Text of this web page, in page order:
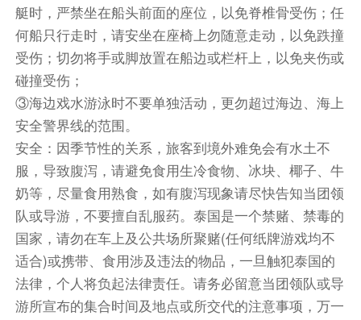
艇时，严禁坐在船头前面的座位，以免脊椎骨受伤；任
何船只行走时，请安坐在座椅上勿随意走动，以免跌撞
受伤；切勿将手或脚放置在船边或栏杆上，以免夹伤或
碰撞受伤；
③海边戏水游泳时不要单独活动，更勿超过海边、海上
安全警界线的范围。
安全：因季节性的关系，旅客到境外难免会有水土不
服，导致腹泻，请避免食用生冷食物、冰块、椰子、牛
奶等，尽量食用熟食，如有腹泻现象请尽快告知当团领
队或导游，不要擅自乱服药。泰国是一个禁赌、禁毒的
国家，请勿在车上及公共场所聚赌(任何纸牌游戏均不
适合)或携带、食用涉及违法的物品，一旦触犯泰国的
法律，个人将负起法律责任。请务必留意当团领队或导
游所宣布的集合时间及地点或所交代的注意事项，万一